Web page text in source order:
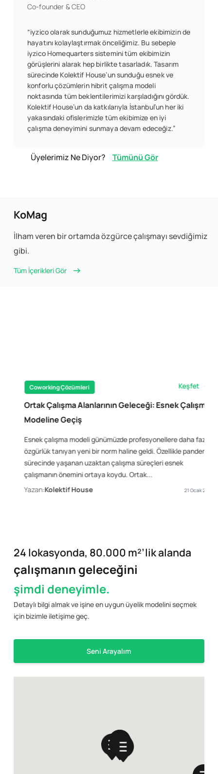
Co-founder & CEO
“iyzico olarak sunduğumuz hizmetlerle ekibimizin de
hayatını kolaylaştırmak önceliğimiz. Bu sebeple
iyzico Homequarters sistemini tüm ekibimizin
görüşlerini alarak hep birlikte tasarladık. Tasarım
sürecinde Kolektif House’un sunduğu esnek ve
konforlu çözümlerin hibrit çalışma modeli
noktasında tüm beklentilerimizi karşıladığını gördük.
Kolektif House’un da katkılarıyla İstanbul’un her iki
yakasındaki ofislerimizle tüm ekibimize en iyi
çalışma deneyimini sunmaya devam edeceğiz.”
Üyelerimiz Ne Diyor? Tümünü Gör
KoMag
İlham veren bir ortamda özgürceçalışmayı sevdiğimiz
gibi.
Tüm İçerikleri Gör
Coworking Çözümleri Keşfet
Ortak Çalışma Alanlarının Geleceği: Esnek Çalışma
Modeline Geçiş
Esnek çalışma modeli günümüzde profesyonellere daha fazla
özgürlük tanıyan yeni bir norm haline geldi. Özellikle pandemi
sürecinde yaşanan uzaktan çalışma süreçleri esnek
çalışmanın önemini ortaya koydu. Ortak...
Yazan:Kolektif House 21 Ocak 2025
24 lokasyonda, 80.000 m²’lik alanda
çalışmanın geleceğini
şimdi deneyimle.
Detaylı bilgi almak ve işine en uygun üyelik modelini seçmek
için bizimle iletişime geç.
Seni Arayalım